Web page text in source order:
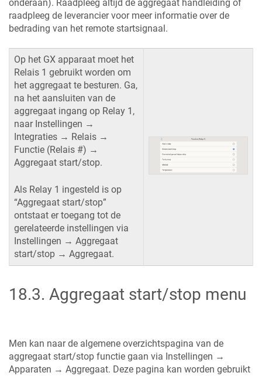
onderaan). Raadpleeg altijd de aggregaat handleiding of
raadpleeg de leverancier voor meer informatie over de
bedrading van het remote startsignaal.
Op het GX apparaat moet het
Relais 1 gebruikt worden om
het aggregaat te besturen. Ga,
na het aansluiten van de
aggregaat ingang op Relay 1,
naar Instellingen →
Integraties → Relais →
Functie (Relais #) →
Aggregaat start/stop.
Als Relay 1 ingesteld is op
“Aggregaat start/stop”
ontstaat er toegang tot de
gerelateerde instellingen via
Instellingen → Aggregaat
start/stop → Aggregaat.
18.3. Aggregaat start/stop menu
Men kan naar de algemene overzichtspagina van de
aggregaat start/stop functie gaan via Instellingen →
Apparaten → Aggregaat. Deze pagina kan worden gebruikt